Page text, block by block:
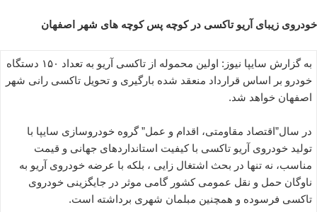
خودروی زیبای آریو تاکسی در کوچه پس کوچه های شهر اصفهان
به گزارش سایپا نیوز: اولین محموله از تاکسی آریو به تعداد ۱۵۰ دستگاه
خودرو بر اساس قرارداد منعقد شده بارگیری و تحویل تاکسی رانی شهر
اصفهان خواهد شد.
در سال”اقتصاد مقاومتی، اقدام و عمل” گروه خودروسازی سایپا با
تولید خودروی آریو تاکسی با کیفیت استانداردهای جهانی و قیمت
مناسب، نه تنها در بحث اشتغال زایی ، بلکه با عرضه خودروی آریو به
ناوگان حمل و نقل عمومی کشور گامی موثر در جایگزینی خودروی
تاکسی فرسوده و همچنین مبلمان شهری برداشته است.